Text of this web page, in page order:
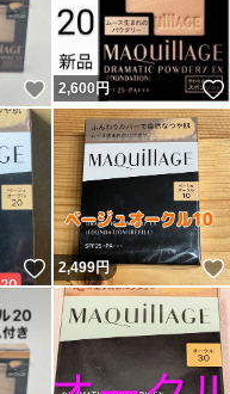
いいね！
2,600 円
いいね！
2,499円